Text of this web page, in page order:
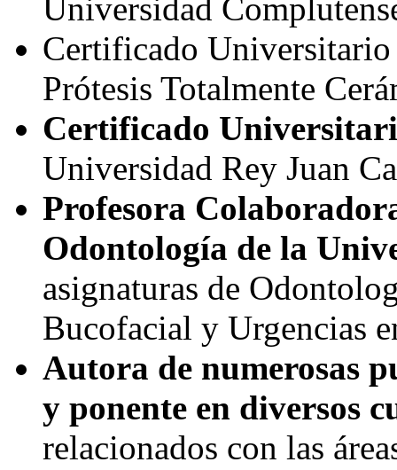
Universidad
Certificado
Prótesis Totalmente
Certificado
Universidad Rey Juan
Profesora
Odontología de la
asignaturas de
Bucofacial y Urgencias
Autora de numerosas
y ponente en diversos
relacionados con las